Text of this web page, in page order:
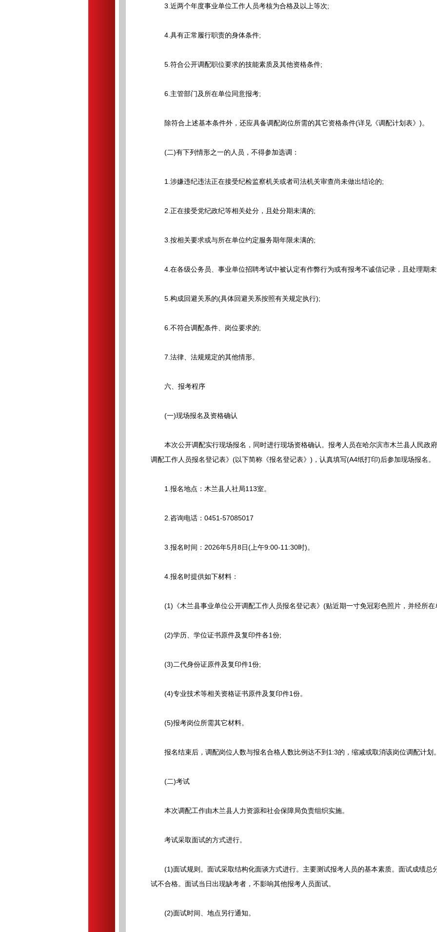
3.近两个年度事业单位工作人员考核为合格及以上等次;
4.具有正常履行职责的身体条件;
5.符合公开调配职位要求的技能素质及其他资格条件;
6.主管部门及所在单位同意报考;
除符合上述基本条件外，还应具备调配岗位所需的其它资格条件(详见《调配计划表》)。
(二)有下列情形之一的人员，不得参加选调：
1.涉嫌违纪违法正在接受纪检监察机关或者司法机关审查尚未做出结论的;
2.正在接受党纪政纪等相关处分，且处分期未满的;
3.按相关要求或与所在单位约定服务期年限未满的;
4.在各级公务员、事业单位招聘考试中被认定有作弊行为或有报考不诚信记录，且处理期
5.构成回避关系的(具体回避关系按照有关规定执行);
6.不符合调配条件、岗位要求的;
7.法律、法规规定的其他情形。
六、报考程序
(一)现场报名及资格确认
本次公开调配实行现场报名，同时进行现场资格确认。报考人员在哈尔滨市木兰县人民政
调配工作人员报名登记表》(以下简称《报名登记表》)，认真填写(A4纸打印)后参加现场报名。
1.报名地点：木兰县人社局113室。
2.咨询电话：0451-57085017
3.报名时间：2026年5月8日(上午9:00-11:30时)。
4.报名时提供如下材料：
(1)《木兰县事业单位公开调配工作人员报名登记表》(贴近期一寸免冠彩色照片，并经所在
(2)学历、学位证书原件及复印件各1份;
(3)二代身份证原件及复印件1份;
(4)专业技术等相关资格证书原件及复印件1份。
(5)报考岗位所需其它材料。
报名结束后，调配岗位人数与报名合格人数比例达不到1:3的，缩减或取消该岗位调配计划
(二)考试
本次调配工作由木兰县人力资源和社会保障局负责组织实施。
考试采取面试的方式进行。
(1)面试规则。面试采取结构化面谈方式进行。主要测试报考人员的基本素质。面试成绩总
试不合格。面试当日出现缺考者，不影响其他报考人员面试。
(2)面试时间、地点另行通知。